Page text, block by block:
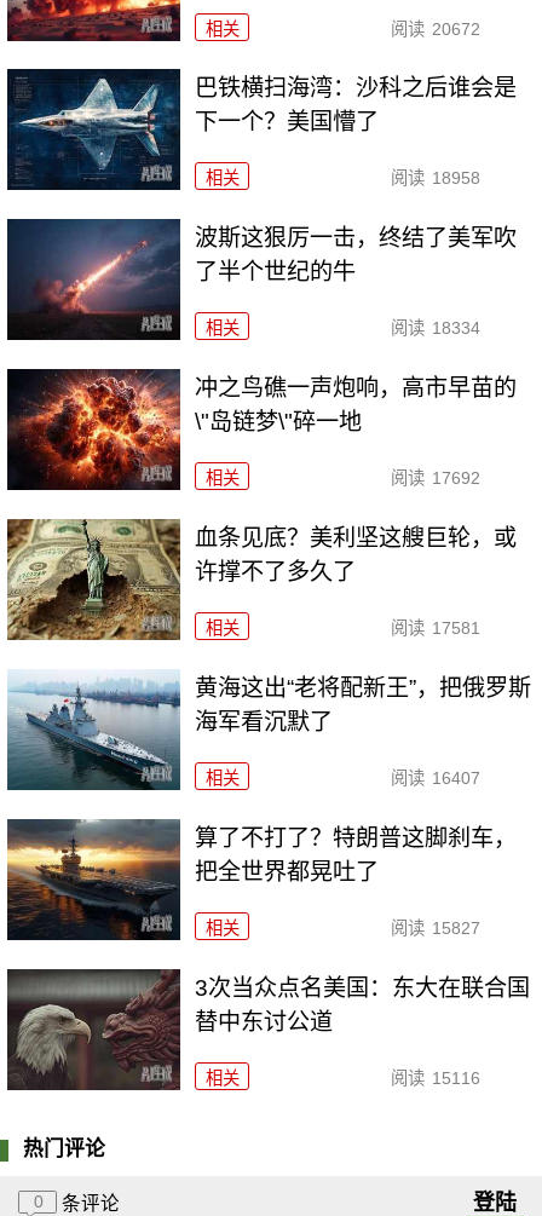
相关 阅读 20672
巴铁横扫海湾：沙科之后谁会是
下一个？美国懵了
相关 阅读 18958
波斯这狠厉一击，终结了美军吹
了半个世纪的牛
相关 阅读 18334
冲之鸟礁一声炮响，高市早苗的
\"岛链梦\"碎一地
相关 阅读 17692
血条见底？美利坚这艘巨轮，或
许撑不了多久了
相关 阅读 17581
黄海这出“老将配新王”，把俄罗斯
海军看沉默了
相关 阅读 16407
算了不打了？特朗普这脚刹车，
把全世界都晃吐了
相关 阅读 15827
3次当众点名美国：东大在联合国
替中东讨公道
相关 阅读 15116
热门评论
0 条评论 登陆